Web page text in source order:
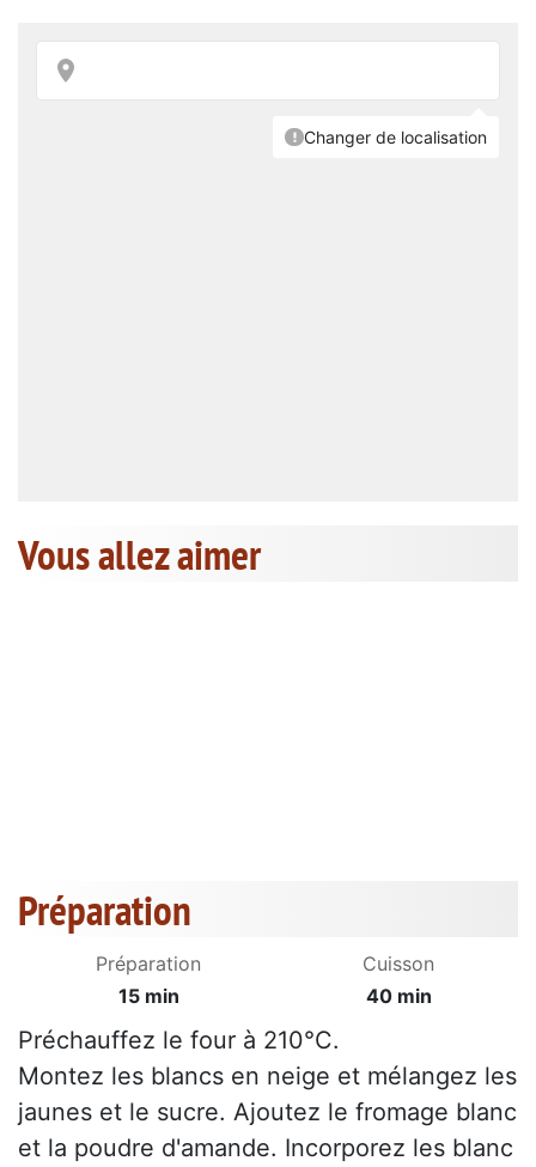
Vous allez aimer
Préparation
Préparation
15 min
Cuisson
40 min
Préchauffez le four à 210°C.
Montez les blancs en neige et mélangez les
jaunes et le sucre. Ajoutez le fromage blanc
et la poudre d'amande. Incorporez les blanc